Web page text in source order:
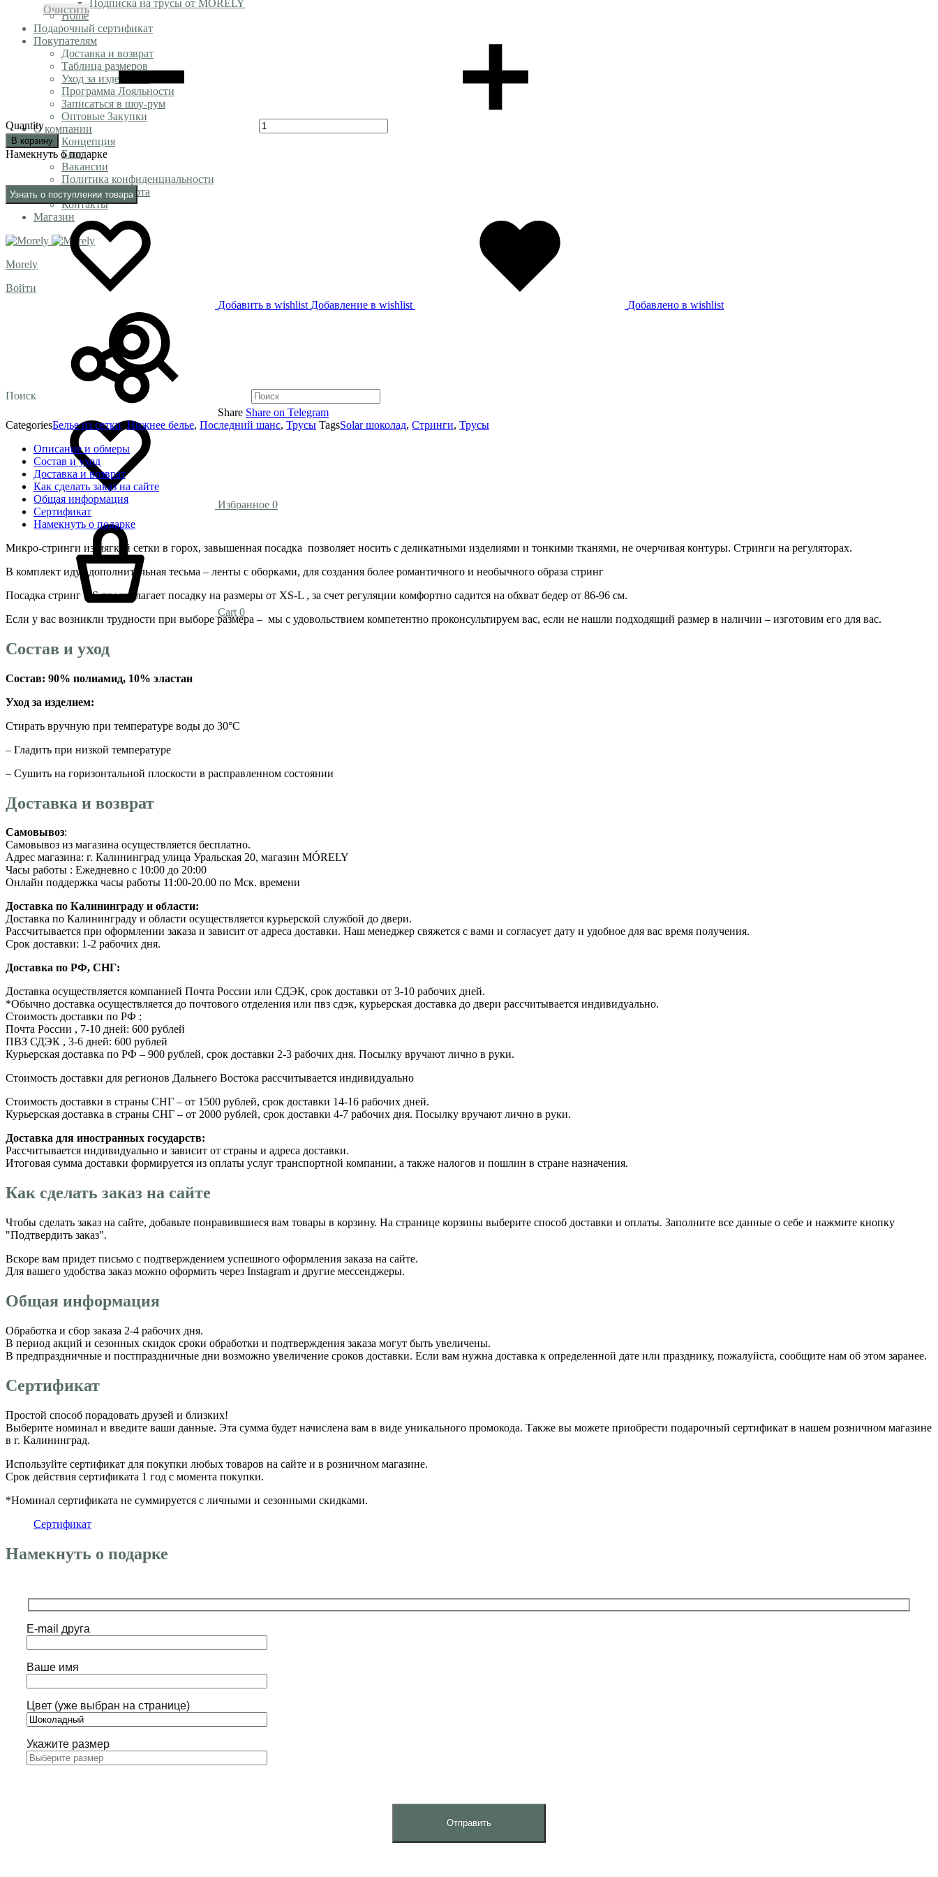
Подписка на трусы от MORELY
Home
Подарочный сертификат
Покупателям
Доставка и возврат
Таблица размеров
Уход за изделиями
Программа Лояльности
Записаться в шоу-рум
Оптовые Закупки
О компании
Концепция
Блог
Вакансии
Политика конфиденциальности
Публичная оферта
Контакты
Магазин
Morely
Войти
Поиск
Избранное 0
Cart 0
Очистить
Quantity
В корзину
Намекнуть о подарке
Узнать о поступлении товара
Добавить в wishlist Добавление в wishlist Добавлено в wishlist
Share Share on Telegram
CategoriesБелье из сетки,Нижнее белье, Последний шанс, Трусы TagsSolar шоколад, Стринги, Трусы
Описание и обмеры
Состав и уход
Доставка и возврат
Как сделать заказ на сайте
Общая информация
Сертификат
Намекнуть о подарке
Микро-стринги из мягкой сетки в горох, завышенная посадка позволяет носить с деликатными изделиями и тонкими тканями, не очерчивая контуры. Стринги на регуляторах.
В комплект идут дополнительная тесьма – ленты с оборками, для создания более романтичного и необычного образа стринг
Посадка стринг OS предполагает посадку на размеры от XS-L , за счет регуляции комфортно садится на обхват бедер от 86-96 см.
Если у вас возникли трудности при выборе размера – мы с удовольствием компетентно проконсультируем вас, если не нашли подходящий размер в наличии – изготовим его для вас.
Состав и уход
Состав: 90% полиамид, 10% эластан
Уход за изделием:
Стирать вручную при температуре воды до 30°C
– Гладить при низкой температуре
– Сушить на горизонтальной плоскости в расправленном состоянии
Доставка и возврат
Самовывоз:
Самовывоз из магазина осуществляется бесплатно.
Адрес магазина: г. Калининград улица Уральская 20, магазин MÓRELY
Часы работы : Ежедневно с 10:00 до 20:00
Онлайн поддержка часы работы 11:00-20.00 по Мск. времени
Доставка по Калининграду и области:
Доставка по Калининграду и области осуществляется курьерской службой до двери.
Рассчитывается при оформлении заказа и зависит от адреса доставки. Наш менеджер свяжется с вами и согласует дату и удобное для вас время получения.
Срок доставки: 1-2 рабочих дня.
Доставка по РФ, СНГ:
Доставка осуществляется компанией Почта России или СДЭК, срок доставки от 3-10 рабочих дней.
*Обычно доставка осуществляется до почтового отделения или пвз сдэк, курьерская доставка до двери рассчитывается индивидуально.
Стоимость доставки по РФ :
Почта России , 7-10 дней: 600 рублей
ПВЗ СДЭК , 3-6 дней: 600 рублей
Курьерская доставка по РФ – 900 рублей, срок доставки 2-3 рабочих дня. Посылку вручают лично в руки.
Стоимость доставки для регионов Дальнего Востока рассчитывается индивидуально
Стоимость доставки в страны СНГ – от 1500 рублей, срок доставки 14-16 рабочих дней.
Курьерская доставка в страны СНГ – от 2000 рублей, срок доставки 4-7 рабочих дня. Посылку вручают лично в руки.
Доставка для иностранных государств:
Рассчитывается индивидуально и зависит от страны и адреса доставки.
Итоговая сумма доставки формируется из оплаты услуг транспортной компании, а также налогов и пошлин в стране назначения.
Как сделать заказ на сайте
Чтобы сделать заказ на сайте, добавьте понравившиеся вам товары в корзину. На странице корзины выберите способ доставки и оплаты. Заполните все данные о себе и нажмите кнопку
"Подтвердить заказ".
Вскоре вам придет письмо с подтверждением успешного оформления заказа на сайте.
Для вашего удобства заказ можно оформить через Instagram и другие мессенджеры.
Общая информация
Обработка и сбор заказа 2-4 рабочих дня.
В период акций и сезонных скидок сроки обработки и подтверждения заказа могут быть увеличены.
В предпраздничные и постпраздничные дни возможно увеличение сроков доставки. Если вам нужна доставка к определенной дате или празднику, пожалуйста, сообщите нам об этом заранее.
Сертификат
Простой способ порадовать друзей и близких!
Выберите номинал и введите ваши данные. Эта сумма будет начислена вам в виде уникального промокода. Также вы можете приобрести подарочный сертификат в нашем розничном магазине
в г. Калининград.
Используйте сертификат для покупки любых товаров на сайте и в розничном магазине.
Срок действия сертификата 1 год с момента покупки.
*Номинал сертификата не суммируется с личными и сезонными скидками.
Сертификат
Намекнуть о подарке
E-mail друга
Ваше имя
Цвет (уже выбран на странице)
Укажите размер